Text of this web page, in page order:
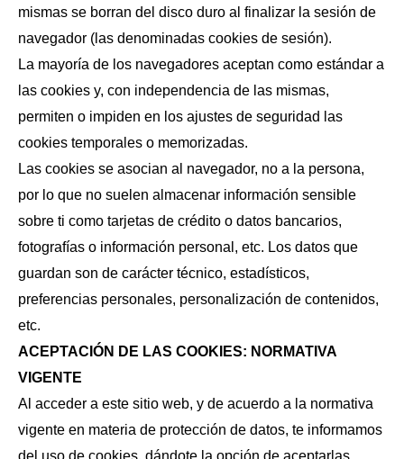
mismas se borran del disco duro al finalizar la sesión de
navegador (las denominadas cookies de sesión).
La mayoría de los navegadores aceptan como estándar a
las cookies y, con independencia de las mismas,
permiten o impiden en los ajustes de seguridad las
cookies temporales o memorizadas.
Las cookies se asocian al navegador, no a la persona,
por lo que no suelen almacenar información sensible
sobre ti como tarjetas de crédito o datos bancarios,
fotografías o información personal, etc. Los datos que
guardan son de carácter técnico, estadísticos,
preferencias personales, personalización de contenidos,
etc.
ACEPTACIÓN DE LAS COOKIES: NORMATIVA
VIGENTE
Al acceder a este sitio web, y de acuerdo a la normativa
vigente en materia de protección de datos, te informamos
del uso de cookies, dándote la opción de aceptarlas